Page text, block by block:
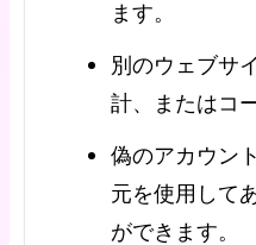
ます。
別のウェブサ
計、またはコ
偽のアカウン
元を使用して
ができます。